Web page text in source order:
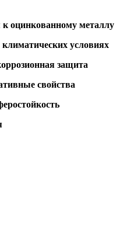
к оцинкованному металлу
условиях
защита
свойства